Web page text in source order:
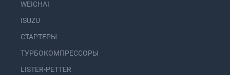
WEICHAI
ISUZU
СТАРТЕРЫ
ТУРБОКОМПРЕССОРЫ
LISTER-PETTER